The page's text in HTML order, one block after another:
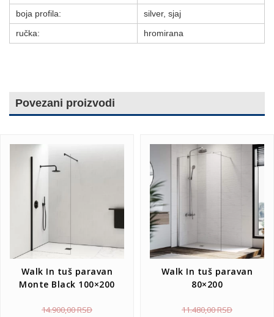
boja profila:
silver, sjaj
ručka:
hromirana
Povezani proizvodi
Walk In tuš paravan
Monte Black 100×200
14.900,00RSD
Walk In tuš paravan
80×200
11.480,00RSD